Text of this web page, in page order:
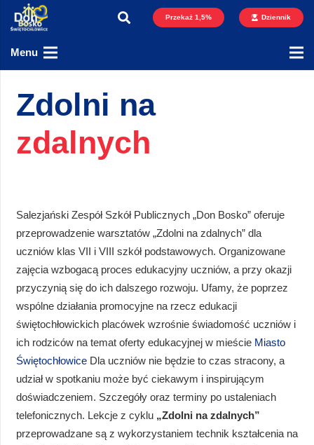
Przekaż 1,5% Dziennik
Menu
Zdolni na
zdalnych
Salezjański Zespół Szkół Publicznych „Don Bosko” oferuje
przeprowadzenie warsztatów „Zdolni na zdalnych” dla
uczniów klas VII i VIII szkół podstawowych. Organizowane
zajęcia wzbogacą proces edukacyjny uczniów, a przy okazji
przyczynią się do ich dalszego rozwoju. Ufamy, że poprzez
wspólne działania promocyjne na rzecz edukacji
świętochłowickich placówek wzrośnie świadomość uczniów i
ich rodziców na temat oferty edukacyjnej w mieście Miasto
ŚwiętochłowiceDla uczniów nie będzie to czas stracony, a
udział w spotkaniu może być ciekawym i inspirującym
doświadczeniem. Szczegóły oraz terminy po ustaleniach
telefonicznych. Lekcje z cyklu „Zdolni na zdalnych”
przeprowadzane są z wykorzystaniem technik kształcenia na